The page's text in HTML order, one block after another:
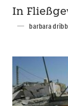
In
barbara